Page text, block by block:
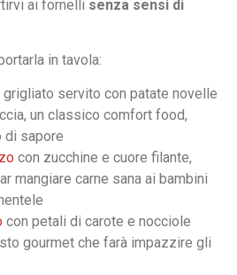
ai fornelli senza sensi di
in tavola:
grigliato servito con patate novelle
un classico comfort food,
di sapore
con zucchine e cuore filante,
mangiare carne sana ai bambini
con petali di carote e nocciole
gourmet che farà impazzire gli